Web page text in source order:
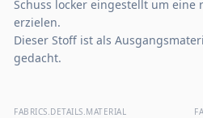
Schuss locker eingestellt um eine
erzielen.
Dieser Stoff ist als
gedacht.
FABRICS.DETAILS.MATERIAL